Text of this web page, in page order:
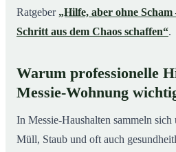
Ratgeber „Hilfe, aber ohne Scham
Schritt aus dem Chaos schaffen“.
Warum professionelle
Messie-Wohnung
In Messie-Haushalten sammeln sich
Müll, Staub und oft auch